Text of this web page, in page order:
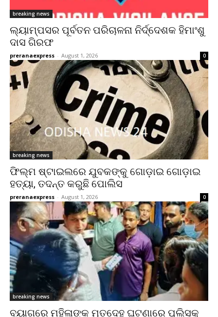
breaking news
ଲ୍ୟାମ୍ପସର ପୂର୍ବତନ ପରିଚାଳନା ନିର୍ଦ୍ଦେଶକ ହିମାଂଶୁ
ଦାସ ଗିରଫ
preranaexpress - August 1, 2026 0
breaking news
ଫିଲ୍ମ ଷ୍ଟାଇଲରେ ଯୁବକଙ୍କୁ ଗୋଡ଼ାଇ ଗୋଡ଼ାଇ
ହତ୍ୟା, ତଦନ୍ତ କରୁଛି ପୋଲିସ
preranaexpress - August 1, 2026 0
breaking news
ବ୍ୟାଗରେ ମହିଳାଙ୍କ ମୃତଦେହ ଘଟଣାରେ ପୁଲିସକୁ